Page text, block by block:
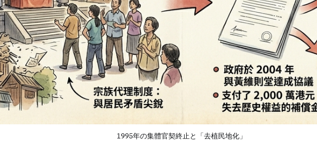
1995年の集體官契終止と「去植民地化」